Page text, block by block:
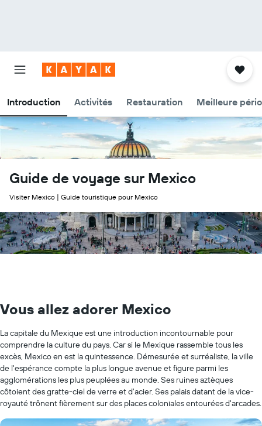
Introduction Activités Restauration Meilleure
Guide de voyage sur Mexico
Visiter Mexico | Guide touristique pour Mexico
Vous allez adorer Mexico
La capitale du Mexique est une introduction incontournable pour
comprendre la culture du pays. Car si le Mexique rassemble tous les
excès, Mexico en est la quintessence. Démesurée et surréaliste, la ville
de l'espérance compte la plus longue avenue et figure parmi les
agglomérations les plus peuplées au monde. Ses ruines aztèques
côtoient des gratte-ciel de verre et d'acier. Ses palais datant de la vice-
royauté trônent fièrement sur des places coloniales entourées d'arcades.